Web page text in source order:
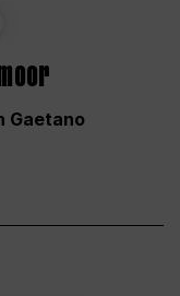
Gaetano